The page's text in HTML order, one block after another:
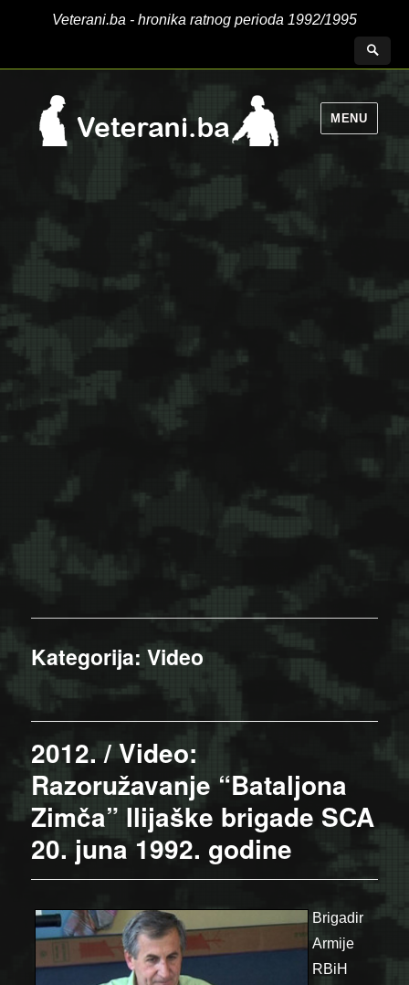
Veterani.ba - hronika ratnog perioda 1992/1995
MENU
Kategorija:Video
2012. / Video:
Razoružavanje “Bataljona
Zimča” Ilijaške brigade SCA
20. juna 1992. godine
Brigadir
Armije
RBiH